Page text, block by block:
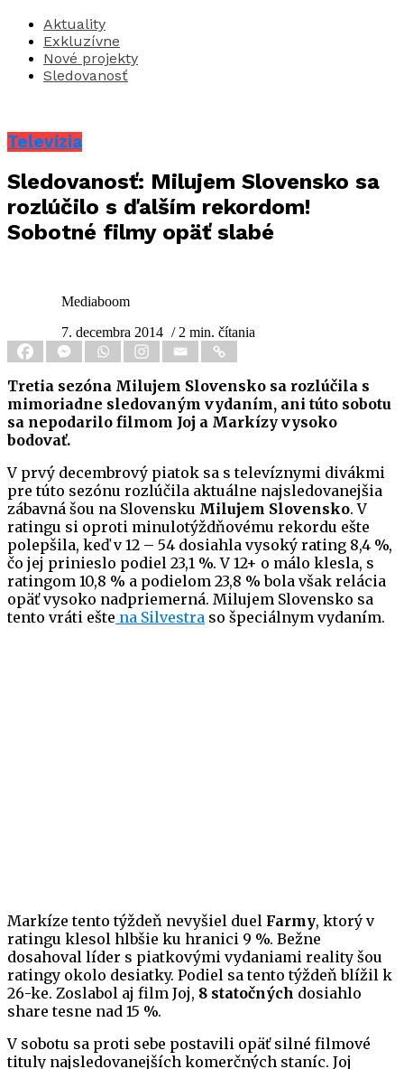
Aktuality
Exkluzívne
Nové projekty
Sledovanosť
Televízia
Sledovanosť: Milujem Slovensko sa
rozlúčilo s ďalším rekordom!
Sobotné filmy opäť slabé
Mediaboom
7. decembra 2014 / 2 min. čítania
Tretia sezóna Milujem Slovensko sa rozlúčila s
mimoriadne sledovaným vydaním, ani túto sobotu
sa nepodarilo filmom Joj a Markízy vysoko
bodovať.
V prvý decembrový piatok sa s televíznymi divákmi
pre túto sezónu rozlúčila aktuálne najsledovanejšia
zábavná šou na Slovensku Milujem Slovensko. V
ratingu si oproti minulotýždňovému rekordu ešte
polepšila, keď v 12 – 54 dosiahla vysoký rating 8,4 %,
čo jej prinieslo podiel 23,1 %. V 12+ o málo klesla, s
ratingom 10,8 % a podielom 23,8 % bola však relácia
opäť vysoko nadpriemerná. Milujem Slovensko sa
tento vráti ešte na Silvestra so špeciálnym vydaním.
Markíze tento týždeň nevyšiel duel Farmy, ktorý v
ratingu klesol hlbšie ku hranici 9 %. Bežne
dosahoval líder s piatkovými vydaniami reality šou
ratingy okolo desiatky. Podiel sa tento týždeň blížil k
26-ke. Zoslabol aj film Joj, 8 statočných dosiahlo
share tesne nad 15 %.
V sobotu sa proti sebe postavili opäť silné filmové
tituly najsledovanejších komerčných staníc. Joj